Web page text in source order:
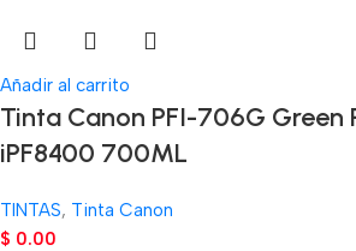
Añadir al carrito
Tinta Canon PFI-706G Green
iPF8400 700ML
TINTAS, Tinta Canon
$ 0.00